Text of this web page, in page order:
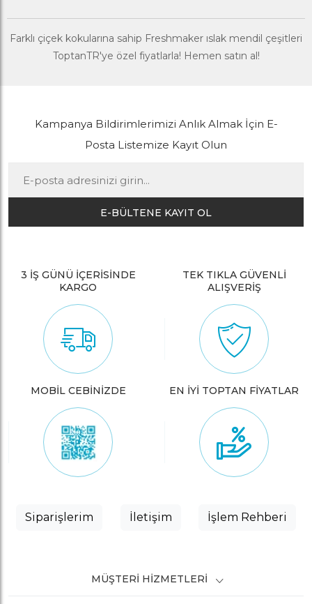
Farklı çiçek kokularına sahip Freshmaker ıslak mendil çeşitleri
ToptanTR'ye özel fiyatlarla! Hemen satın al!
Kampanya Bildirimlerimizi Anlık Almak İçin E-
Posta Listemize Kayıt Olun
E-BÜLTENE KAYIT OL
3 İŞ GÜNÜ İÇERİSİNDE
KARGO
TEK TIKLA GÜVENLİ
ALIŞVERİŞ
MOBİL CEBİNİZDE EN İYİ TOPTAN FİYATLAR
Siparişlerim İletişim İşlem Rehberi
MÜŞTERI HIZMETLERI